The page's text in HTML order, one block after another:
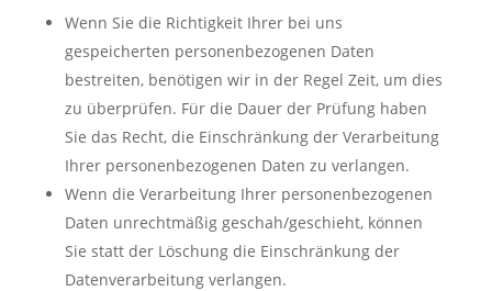
Wenn Sie die Richtigkeit Ihrer bei uns
gespeicherten personenbezogenen Daten
bestreiten, benötigen wir in der Regel Zeit, um dies
zu überprüfen. Für die Dauer der Prüfung haben
Sie das Recht, die Einschränkung der Verarbeitung
Ihrer personenbezogenen Daten zu verlangen.
Wenn die Verarbeitung Ihrer personenbezogenen
Daten unrechtmäßig geschah/geschieht, können
Sie statt der Löschung die Einschränkung der
Datenverarbeitung verlangen.